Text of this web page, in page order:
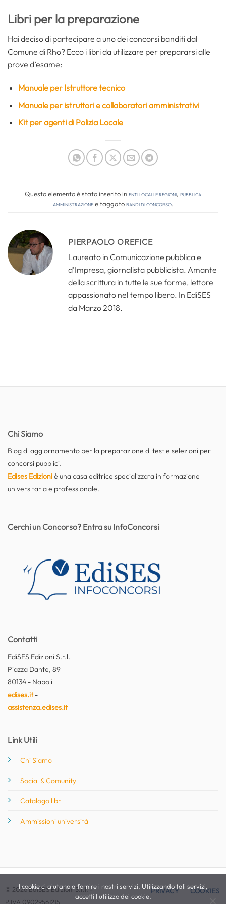
Libri per la preparazione
Hai deciso di partecipare a uno dei concorsi banditi dal
Comune di Rho? Ecco i libri da utilizzare per prepararsi alle
prove d’esame:
Manuale per Istruttore tecnico
Manuale per istruttori e collaboratori amministrativi
Kit per agenti di Polizia Locale
Questo elemento è stato inserito inEnti locali e regioni, Pubblica
amministrazionee taggatobandi di concorso.
PIERPAOLO OREFICE
Laureato in Comunicazione pubblica e
d’Impresa, giornalista pubblicista. Amante
della scrittura in tutte le sue forme, lettore
appassionato nel tempo libero. In EdiSES
da Marzo 2018.
Chi Siamo
Blog di aggiornamento per la preparazione di test e selezioni per
concorsi pubblici.
Edises Edizioniè una casa editrice specializzata in formazione
universitaria e professionale.
Contatti
EdiSES Edizioni S.r.l.
Piazza Dante, 89
80134 - Napoli
edises.it-
assistenza.edises.it
Link Utili
Chi Siamo
Social & Comunity
Catalogo libri
Ammissioni università
Cerchi un Concorso? Entra su InfoConcorsi
© 2026 EdiSES Edizioni S.r.l. -
P.IVA 09029561215
PRIVACY COOKIES
I cookie ci aiutano a fornire i nostri servizi. Utilizzando tali servizi,
accetti l'utilizzo dei cookie.